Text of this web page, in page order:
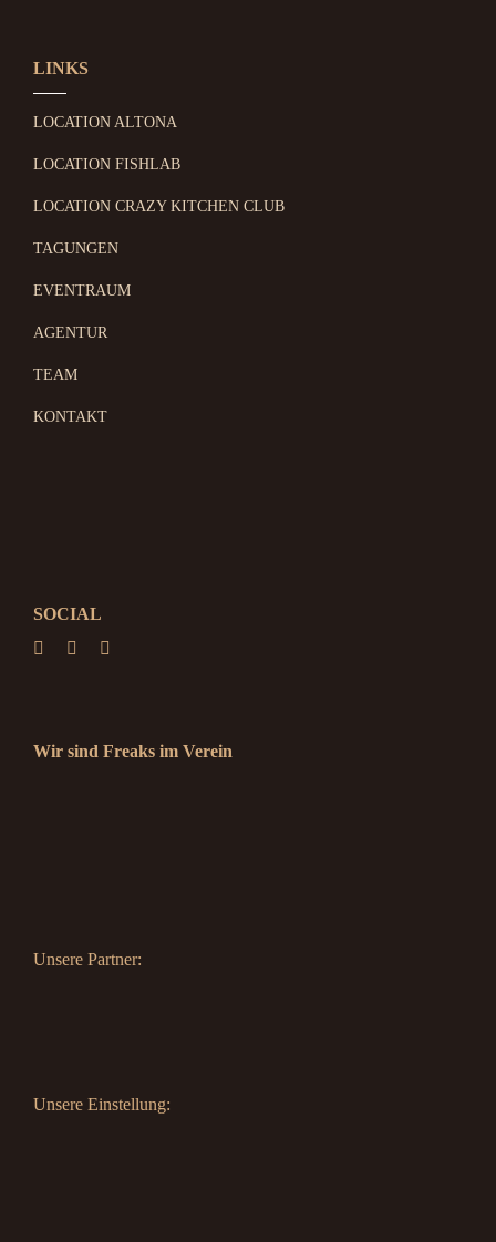
LINKS
LOCATION ALTONA
LOCATION FISHLAB
LOCATION CRAZY KITCHEN CLUB
TAGUNGEN
EVENTRAUM
AGENTUR
TEAM
KONTAKT
SOCIAL
Wir sind Freaks im Verein
Unsere Partner:
Unsere Einstellung: